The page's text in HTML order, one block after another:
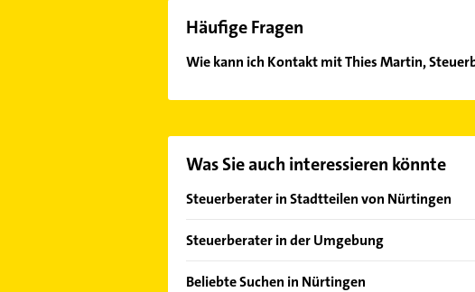
Häufige Fragen
Wie kann ich Kontakt mit Thies Martin,
Was Sie auch interessieren könnte
Steuerberater in Stadtteilen von Nürtingen
Oberensingen
Steuerberater in der Umgebung
Frickenhausen Württemberg
Beliebte Suchen in Nürtingen